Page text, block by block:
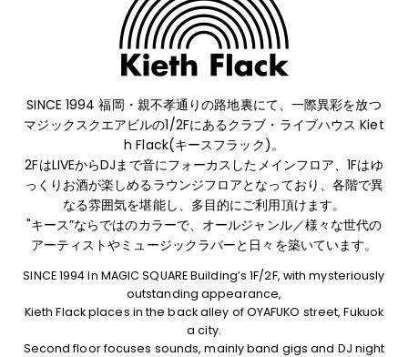
SINCE 1994 福岡・親不孝通りの路地裏にて、 一際異彩を放つ
マジックスクエアビルの1/2Fにあるクラブ・ライブハウス Kiet
h Flack(キースフラック)。
2FはLIVEからDJまで音にフォーカスしたメインフロア、1Fはゆ
っくりお酒が楽しめるラウンジフロアとなっており、 各階で異
なる雰囲気を堪能し、多目的にご利用頂けます。
"キース”ならではのカラーで、オールジャンル／様々な世代の
アーティストやミュージックラバーと日々を築いています。
SINCE 1994 In MAGIC SQUARE Building’s 1F/2F, with mysteriously
outstanding appearance,
Kieth Flack places in the back alley of OYAFUKO street, Fukuok
a city.
Second floor focuses sounds, mainly band gigs and DJ night